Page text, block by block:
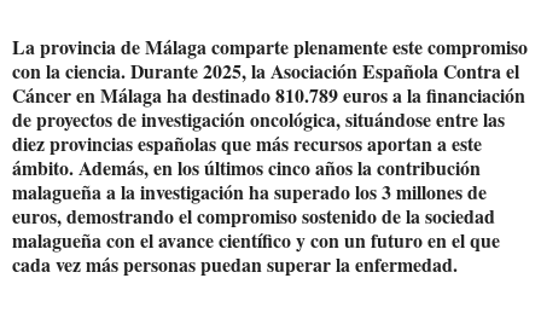
La provincia de Málaga comparte plenamente este compromiso
con la ciencia. Durante 2025, la Asociación Española Contra el
Cáncer en Málaga ha destinado 810.789 euros a la financiación
de proyectos de investigación oncológica, situándose entre las
diez provincias españolas que más recursos aportan a este
ámbito. Además, en los últimos cinco años la contribución
malagueña a la investigación ha superado los 3 millones de
euros, demostrando el compromiso sostenido de la sociedad
malagueña con el avance científico y con un futuro en el que
cada vez más personas puedan superar la enfermedad.